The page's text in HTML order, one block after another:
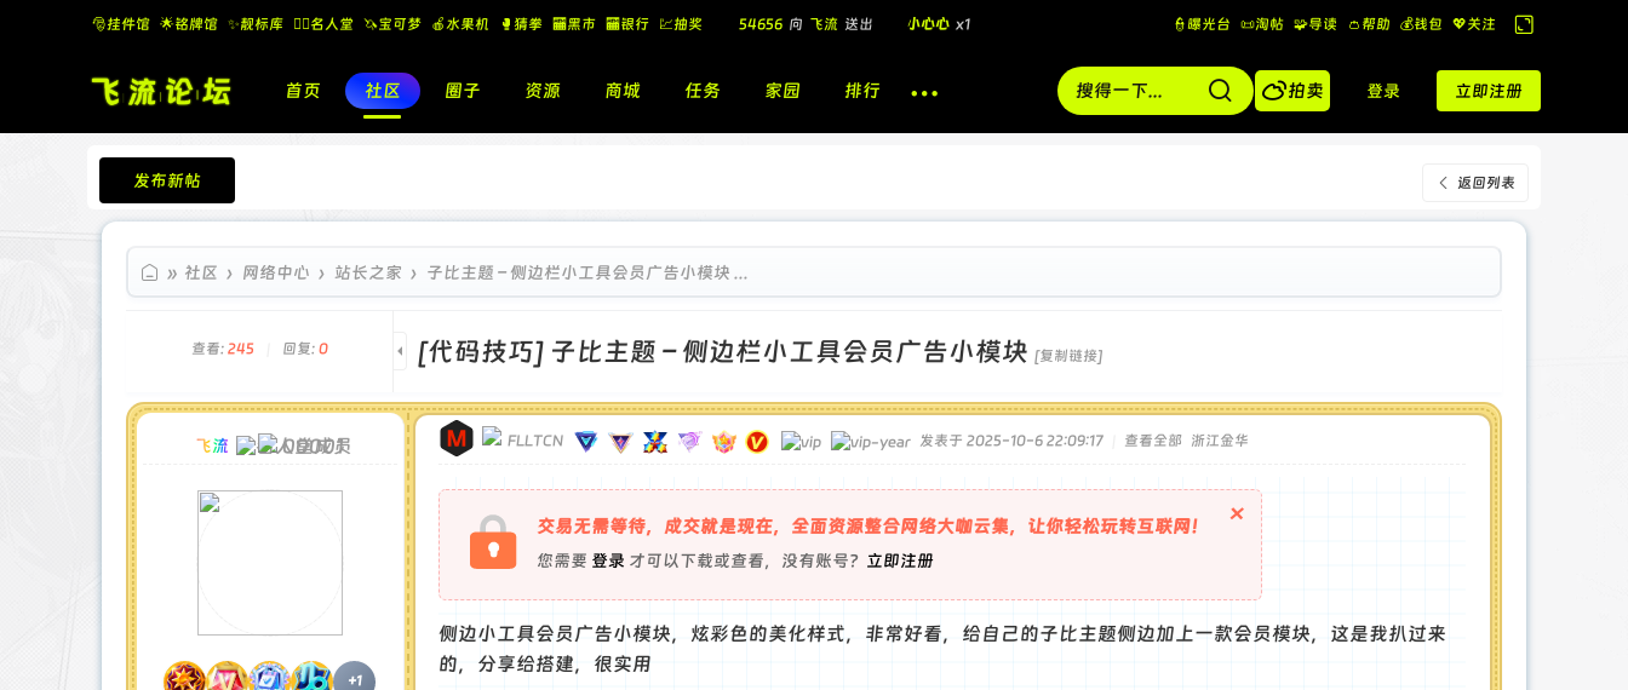
🎅挂件馆 🌟铭牌馆 ✨️靓标库 🧚‍♂️名人堂 🦄宝可梦 🍎水果机 🥊猜拳 🏧黑市 🏧银行 💹抽奖 54656 向 飞流 送出 小心心 x1
飞流 向 北 酷盖墨镜
👮曝光台 📜淘帖 🧩导读 👛帮助 💰️钱包 💖关注
换
到
宽
版
首页 社区 圈子 资源 商城 任务 家园 排行 拍卖 登录 立即注册
返回列表
发布新帖
飞流论坛
» 社区 › 网络中心 › 站长之家 › 子比主题 – 侧边栏小工具会员广告小模块 ...
查看: 245 回复: 0 [代码技巧] 子比主题 – 侧边栏小工具会员广告小模块 [复制链接]
飞流 00001
+1
FLLTCN 发表于 2025-10-6 22:09:17 查看全部 浙江金华
交易无需等待，成交就是现在，全面资源整合网络大咖云集，让你轻松玩转互联网！
您需要 登录 才可以下载或查看，没有账号？ 立即注册
×
侧边小工具会员广告小模块，炫彩色的美化样式，非常好看，给自己的子比主题侧边加上一款会员模块，这是我扒过来
的，分享给搭建，很实用